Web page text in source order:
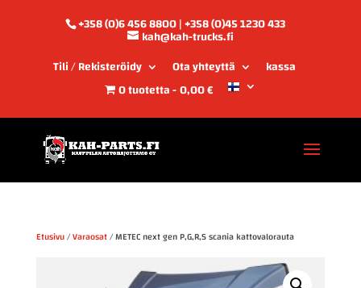
+358 (0)6 456 8800 | +358 (0)45 1230 433
kah@kah-trucks.fi
Tili / Rekisteröidy
Ota yhteyttä
kassa
0 tuotetta 0,00 €
Etusivu/Varaosat/ METEC next gen P,G,R,S scania kattovalorauta